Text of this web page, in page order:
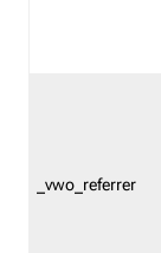
_vwo_referrer